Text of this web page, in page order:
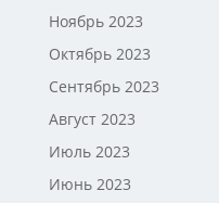
Ноябрь 2023
Октябрь 2023
Сентябрь 2023
Август 2023
Июль 2023
Июнь 2023